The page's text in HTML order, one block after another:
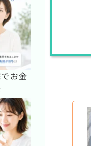
お金